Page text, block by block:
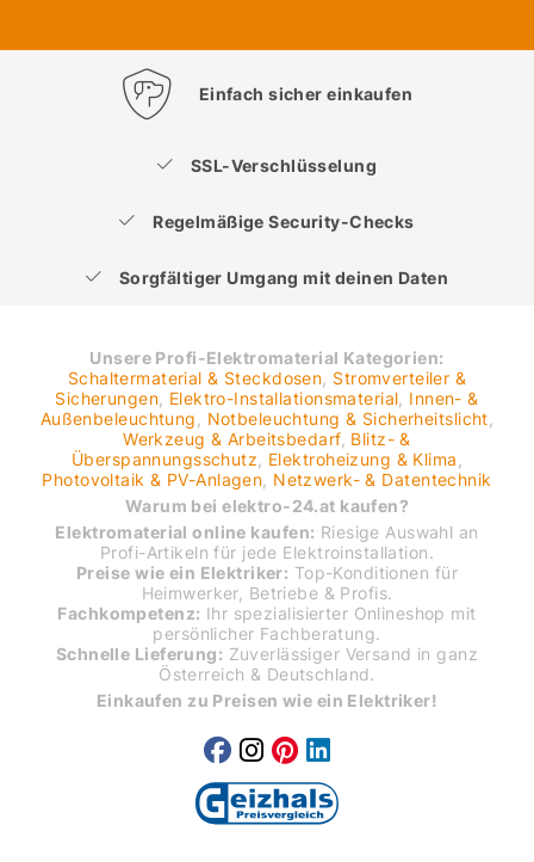
Einfach sicher einkaufen
SSL-Verschlüsselung
Regelmäßige Security-Checks
Sorgfältiger Umgang mit deinen Daten
Unsere Profi-Elektromaterial Kategorien:
Schaltermaterial & Steckdosen Stromverteiler &
Sicherungen Elektro-Installationsmaterial Innen- &
Außenbeleuchtung
Notbeleuchtung & Sicherheitslicht
Werkzeug & Arbeitsbedarf, Blitz- &
Überspannungsschutz
Elektroheizung & Klima
Photovoltaik & PV-Anlagen Netzwerk- & Datentechnik
Warum bei elektro-24.at kaufen?
Elektromaterial online kaufen: Riesige Auswahl an
Profi-Artikeln für jede Elektroinstallation.
Preise wie ein Elektriker: Top-Konditionen für
Heimwerker, Betriebe & Profis.
Fachkompetenz: Ihr spezialisierter Onlineshop mit
persönlicher Fachberatung.
Schnelle Lieferung: Zuverlässiger Versand in ganz
Österreich & Deutschland.
Einkaufen zu Preisen wie ein Elektriker!